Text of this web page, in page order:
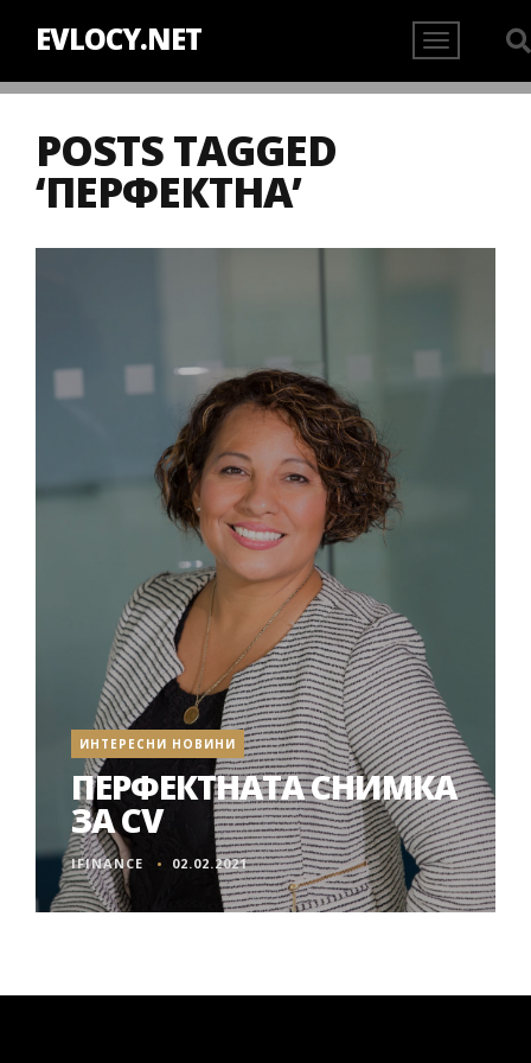
EVLOCY.NET
POSTS TAGGED
‘ПЕРФЕКТНА’
ИНТЕРЕСНИ НОВИНИ
ПЕРФЕКТНАТА СНИМКА
ЗА CV
IFINANCE 02.02.2021